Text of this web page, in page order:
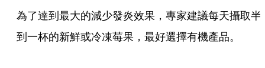
為了達到最大的減少發炎效果，專家建議每天攝取半
到一杯的新鮮或冷凍莓果，最好選擇有機產品。